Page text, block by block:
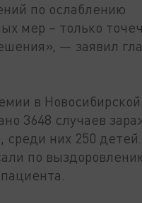
по ослаблению
мер – только
— заявил
в Новосибирской
3648 случаев
среди них 250
по